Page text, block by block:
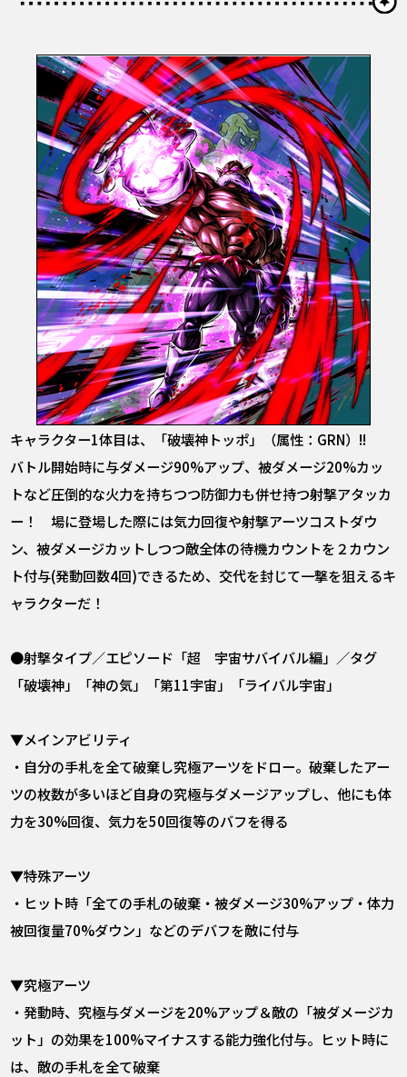
キャラクター1体目は、「破壊神トッポ」（属性：GRN）!!
バトル開始時に与ダメージ90%アップ、被ダメージ20%カッ
トなど圧倒的な火力を持ちつつ防御力も併せ持つ射撃アタッカ
ー！ 場に登場した際には気力回復や射撃アーツコストダウ
ン、被ダメージカットしつつ敵全体の待機カウントを２カウン
ト付与(発動回数4回)できるため、交代を封じて一撃を狙えるキ
ャラクターだ！
●射撃タイプ／エピソード「超 宇宙サバイバル編」／タグ
「破壊神」「神の気」「第11宇宙」「ライバル宇宙」
▼メインアビリティ
・自分の手札を全て破棄し究極アーツをドロー。破棄したアー
ツの枚数が多いほど自身の究極与ダメージアップし、他にも体
力を30%回復、気力を50回復等のバフを得る
▼特殊アーツ
・ヒット時「全ての手札の破棄・被ダメージ30%アップ・体力
被回復量70%ダウン」などのデバフを敵に付与
▼究極アーツ
・発動時、究極与ダメージを20%アップ＆敵の「被ダメージカ
ット」の効果を100%マイナスする能力強化付与。ヒット時に
は、敵の手札を全て破棄